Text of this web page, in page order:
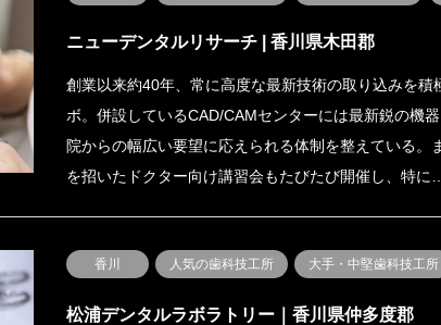
ニューデンタルリサーチ | 香川県木田郡
創業以来約40年、常に高度な最新技術の取り込みを積
ボ。併設しているCAD/CAMセンターには最新鋭の機
院からの幅広い要望に応えられる体制を整えている。
を招いたドクター向け講習会もたびたび開催し、特に…
香川 人気の歯科技工所 大手・中堅歯科技工所
松浦デンタルラボラトリー｜香川県仲多度郡